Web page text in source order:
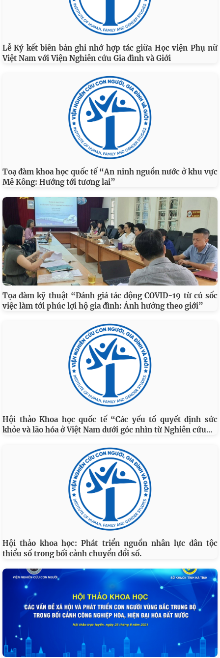
Lễ Ký kết biên bản ghi nhớ hợp tác giữa Học viện Phụ nữ
Việt Nam với Viện Nghiên cứu Gia đình và Giới
Toạ đàm khoa học quốc tế “An ninh nguồn nước ở khu vực
Mê Kông: Hướng tới tương lai”
Tọa đàm kỹ thuật “Đánh giá tác động COVID-19 từ cú sốc
việc làm tới phúc lợi hộ gia đình: Ảnh hưởng theo giới”
Hội thảo Khoa học quốc tế “Các yếu tố quyết định sức
khỏe và lão hóa ở Việt Nam dưới góc nhìn từ Nghiên cứu…
Hội thảo khoa học: Phát triển nguồn nhân lực dân tộc
thiểu số trong bối cảnh chuyển đổi số.